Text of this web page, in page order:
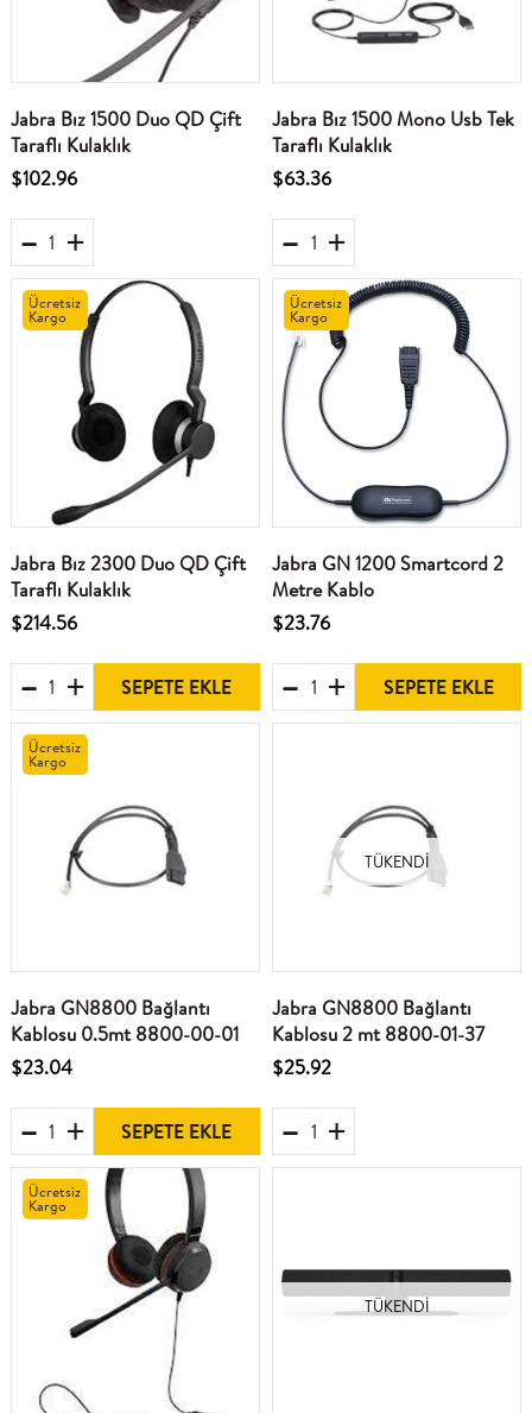
Jabra Bız 1500 Duo QD Çift
Taraflı Kulaklık
$102.96
Jabra Bız 1500 Mono Usb Tek
Taraflı Kulaklık
$63.36
Jabra Bız 2300 Duo QD Çift
Taraflı Kulaklık
$214.56
SEPETE EKLE
Ücretsiz
Kargo
Jabra GN 1200 Smartcord 2
Metre Kablo
$23.76
SEPETE EKLE
Ücretsiz
Kargo
Jabra GN8800 Bağlantı
Kablosu 0.5mt 8800-00-01
$23.04
SEPETE EKLE
Ücretsiz
Kargo
TÜKENDI
Jabra GN8800 Bağlantı
Kablosu 2 mt 8800-01-37
$25.92
Ücretsiz
Kargo
TÜKENDI